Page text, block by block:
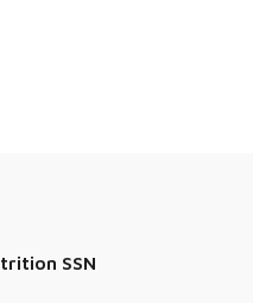
SSN